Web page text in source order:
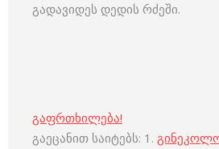
გადავიდეს დედის რძეში.
გაფრთხილება!
გაეცანით საიტებს: 1.